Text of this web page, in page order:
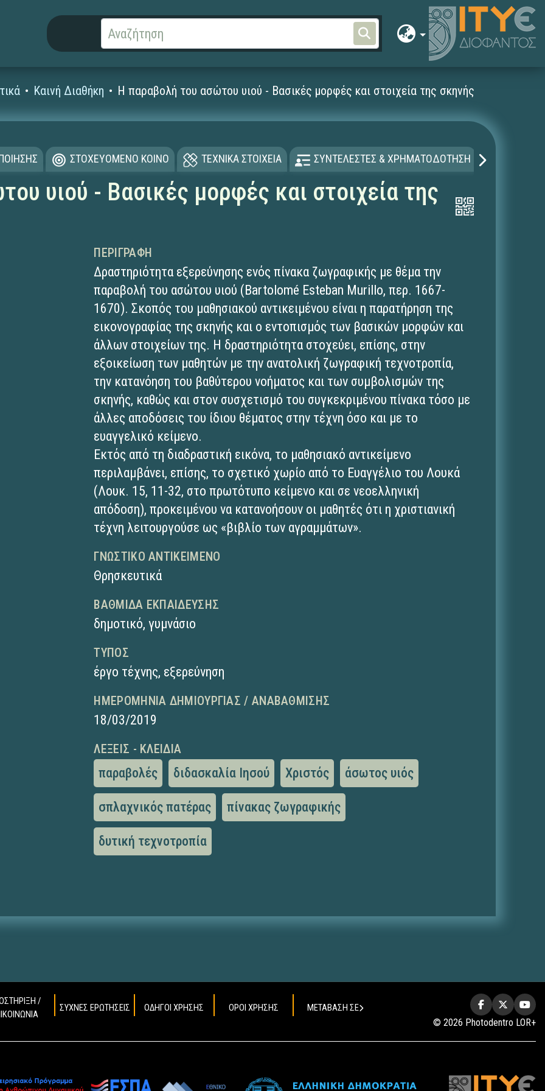
Καινή Διαθήκη Η παραβολή του ασώτου υιού - Βασικές μορφές και στοιχεία της σκηνής
ΣΤΟΧΕΥΟΜΕΝΟ ΚΟΙΝΟ ΤΕΧΝΙΚΑ ΣΤΟΙΧΕΙΑ ΣΥΝΤΕΛΕΣΤΕΣ & ΧΡΗΜΑΤΟΔΟΤΗΣΗ
υιού - Βασικές μορφές και στοιχεία της
ΠΕΡΙΓΡΑΦΉ
Δραστηριότητα εξερεύνησης ενός πίνακα ζωγραφικής με θέμα την
παραβολή του ασώτου υιού (Bartolomé Esteban Murillo, περ. 1667-
1670). Σκοπός του μαθησιακού αντικειμένου είναι η παρατήρηση της
εικονογραφίας της σκηνής και ο εντοπισμός των βασικών μορφών και
άλλων στοιχείων της. Η δραστηριότητα στοχεύει, επίσης, στην
εξοικείωση των μαθητών με την ανατολική ζωγραφική τεχνοτροπία,
την κατανόηση του βαθύτερου νοήματος και των συμβολισμών της
σκηνής, καθώς και στον συσχετισμό του συγκεκριμένου πίνακα τόσο με
άλλες αποδόσεις του ίδιου θέματος στην τέχνη όσο και με το
ευαγγελικό κείμενο.
Εκτός από τη διαδραστική εικόνα, το μαθησιακό αντικείμενο
περιλαμβάνει, επίσης, το σχετικό χωρίο από το Ευαγγέλιο του Λουκά
(Λουκ. 15, 11-32, στο πρωτότυπο κείμενο και σε νεοελληνική
απόδοση), προκειμένου να κατανοήσουν οι μαθητές ότι η χριστιανική
τέχνη λειτουργούσε ως «βιβλίο των αγραμμάτων».
ΓΝΩΣΤΙΚΌ ΑΝΤΙΚΕΊΜΕΝΟ
Θρησκευτικά
ΒΑΘΜΊΔΑ ΕΚΠΑΊΔΕΥΣΗΣ
δημοτικό,γυμνάσιο
ΤΎΠΟΣ
έργο τέχνης, εξερεύνηση
ΗΜΕΡΟΜΗΝΊΑ ΔΗΜΙΟΥΡΓΊΑΣ / ΑΝΑΒΆΘΜΙΣΗΣ
18/03/2019
ΛΈΞΕΙΣ - ΚΛΕΙΔΙΆ
παραβολές διδασκαλία Ιησού Χριστός άσωτος υιός
σπλαχνικός πατέρας πίνακας ζωγραφικής
δυτική τεχνοτροπία
/
ΣΥΧΝΕΣ ΕΡΩΤΗΣΕΙΣ ΟΔΗΓΟΙ ΧΡΗΣΗΣ ΟΡΟΙ ΧΡΗΣΗΣ ΜΕΤΑΒΑΣΗ ΣΕ
© 2026 Photodentro LOR+